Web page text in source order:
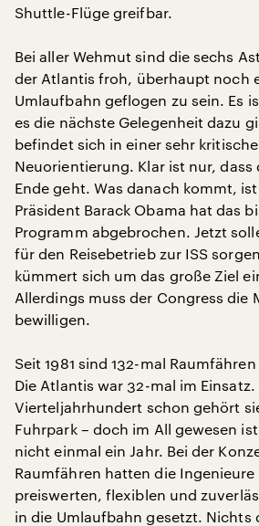
Shuttle-Flüge greifbar.
Bei aller Wehmut sind die sechs
der Atlantis froh, überhaupt noch
Umlaufbahn geflogen zu sein. Es
es die nächste Gelegenheit dazu
befindet sich in einer sehr
Neuorientierung. Klar ist nur, dass
Ende geht. Was danach kommt,
Präsident Barack Obama hat das
Programm abgebrochen. Jetzt
für den Reisebetrieb zur ISS
kümmert sich um das große Ziel
Allerdings muss der Congress die
bewilligen.
Seit 1981 sind 132-mal
Die Atlantis war 32-mal im Einsatz.
Vierteljahrhundert schon gehört
Fuhrpark – doch im All gewesen
nicht einmal ein Jahr. Bei der
Raumfähren hatten die Ingenieure
preiswerten, flexiblen und
in die Umlaufbahn gesetzt. Nichts